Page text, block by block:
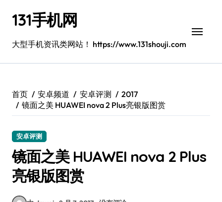
131手机网
大型手机资讯类网站！ https://www.131shouji.com
首页 安卓频道 安卓评测
2017
镜面之美 HUAWEI nova 2 Plus亮银版图赏
安卓评测
镜面之美 HUAWEI nova 2 Plus
亮银版图赏